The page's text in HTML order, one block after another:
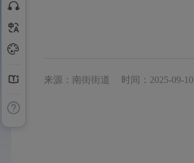
来源：南街街道 时间：2025-09-